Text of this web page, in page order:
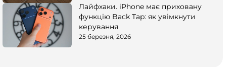
Лайфхаки. iPhone має приховану
функцію Back Tap: як увімкнути
керування
25 березня, 2026